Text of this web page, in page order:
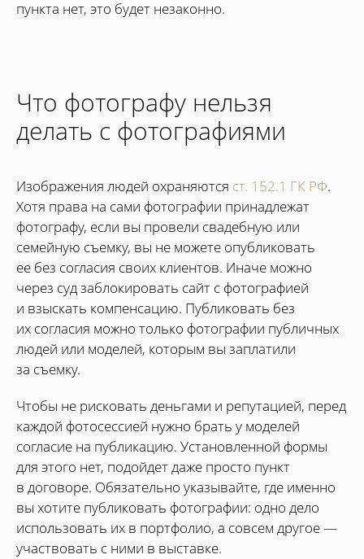
пункта нет, это будет незаконно.
Что фотографу нельзя
делать с фотографиями
Изображения людей охраняются ст. 152.1 ГК РФ.
Хотя права на сами фотографии принадлежат
фотографу, если вы провели свадебную или
семейную съемку, вы не можете опубликовать
ее без согласия своих клиентов. Иначе можно
через суд заблокировать сайт с фотографией
и взыскать компенсацию. Публиковать без
их согласия можно только фотографии публичных
людей или моделей, которым вы заплатили
за съемку.
Чтобы не рисковать деньгами и репутацией, перед
каждой фотосессией нужно брать у моделей
согласие на публикацию. Установленной формы
для этого нет, подойдет даже просто пункт
в договоре. Обязательно указывайте, где именно
вы хотите публиковать фотографии: одно дело
использовать их в портфолио, а совсем другое —
участвовать с ними в выставке.